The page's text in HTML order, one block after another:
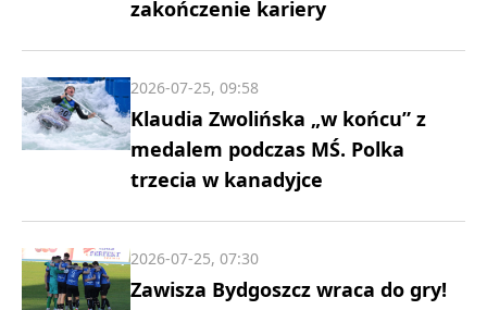
zakończenie kariery
Klaudia Zwolińska „w końcu” z
medalem podczas MŚ. Polka
trzecia w kanadyjce
2026-07-25, 09:58
Zawisza Bydgoszcz wraca do gry!
2026-07-25, 07:30